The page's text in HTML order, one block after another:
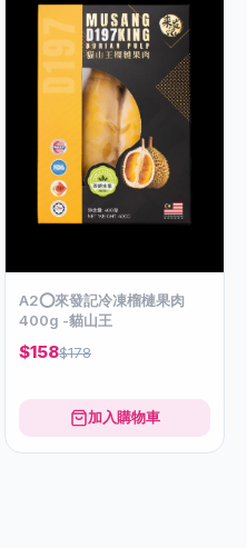
A2⭕️來發記冷凍榴槤果肉
400g -貓山王
$158$178
加入購物車